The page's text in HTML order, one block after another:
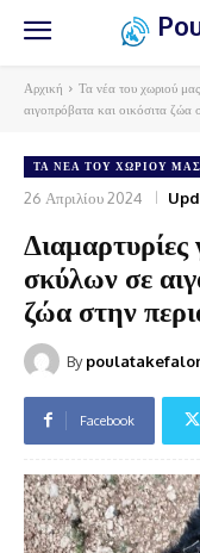
Αρχική Τα νέα του χωριού μας
αιγοπρόβατα και οικόσιτα ζώα
ΤΑ ΝΈΑ ΤΟΥ ΧΩΡΙΟΎ ΜΑΣ
26 Απριλίου 2024
Διαμαρτυρίες
σκύλων σε
ζώα στην
By
Facebook